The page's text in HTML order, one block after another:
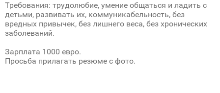
Требования: трудолюбие, умение общаться и ладить с
детьми, развивать их, коммуникабельность, без
вредных привычек, без лишнего веса, без хронических
заболеваний.
Зарплата 1000 евро.
Просьба прилагать резюме с фото.